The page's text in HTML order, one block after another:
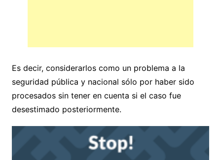
Es decir, considerarlos como un problema a la
seguridad pública y nacional sólo por haber sido
procesados sin tener en cuenta si el caso fue
desestimado posteriormente.